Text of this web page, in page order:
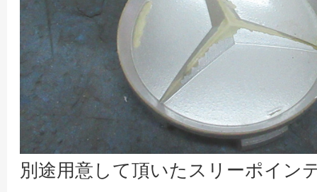
別途用意して頂いたスリーポイン